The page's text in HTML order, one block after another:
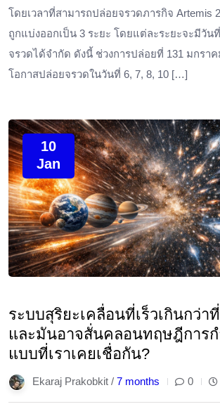
โดยเวลาที่สามารถปล่อยจรวดภารกิจ Artemis
ถูกแบ่งออกเป็น 3 ระยะ โดยแต่ละระยะจะมีวัน
จรวดได้จำกัด ดังนี้ ช่วงการปล่อยที่ 131 มกรา
โอกาสปล่อยจรวดในวันที่ 6, 7, 8, 10 […]
10
Jan
ระบบสุริยะเคลื่อนที่เร็วเกินกว่า
และมันอาจสั่นคลอนทฤษฎีการก
แบบที่เราเคยเชื่อกัน?
Ekaraj Prakobkit / 7 months 0